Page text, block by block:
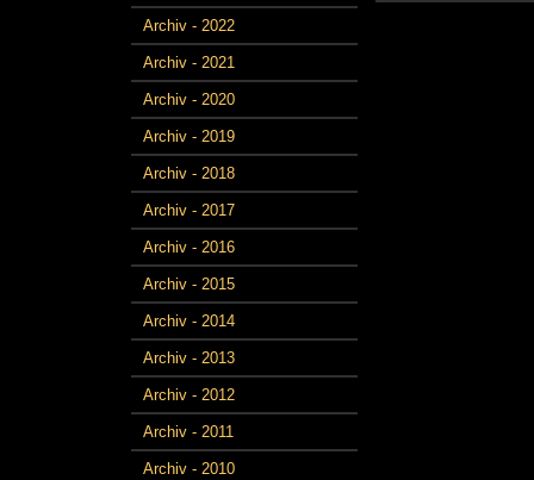
Archiv - 2022
Archiv - 2021
Archiv - 2020
Archiv - 2019
Archiv - 2018
Archiv - 2017
Archiv - 2016
Archiv - 2015
Archiv - 2014
Archiv - 2013
Archiv - 2012
Archiv - 2011
Archiv - 2010